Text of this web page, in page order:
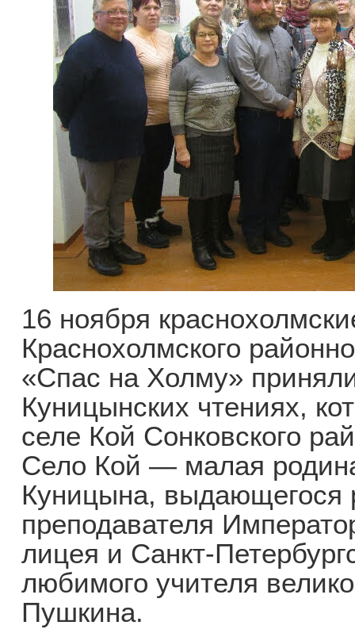
16 ноября
Краснохолмского
«Спас на Холму»
Куницынских чтениях,
селе Кой Сонковского
Село Кой — малая
Куницына, выдающегося
преподавателя
лицея и Санкт-
любимого учителя
Пушкина.